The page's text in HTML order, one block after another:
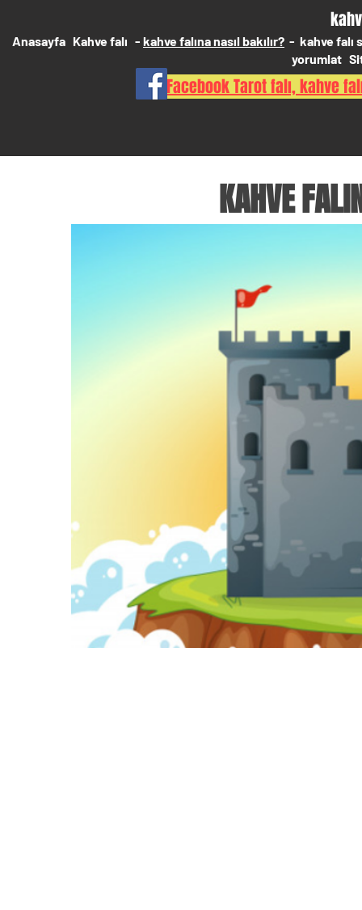
Anasayfa Kahve falı - kahve falına nasıl bakılır? - kahve falı
yorumlat
Facebook Tarot falı, kahve
KAHVE